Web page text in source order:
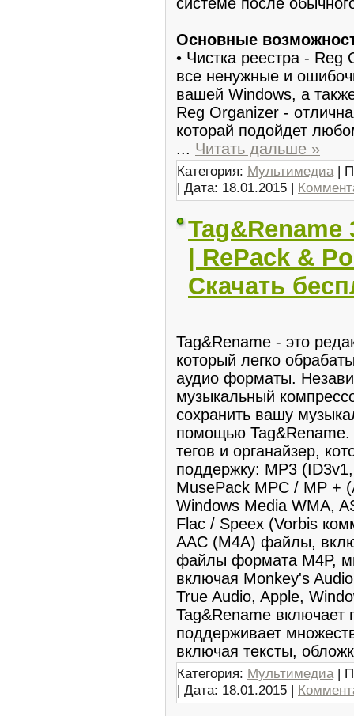
Основные
• Чистка реестра - Reg
все ненужные и
вашей Windows, а
Reg Organizer -
которай подойдет
... Читать дальше »
Категория: Мультимедиа |
| Дата: 18.01.2015 |
Tag&Rename
| RePack &
Скачать
Tag&Rename - это
который легко
аудио форматы.
музыкальный
сохранить вашу
помощью Tag&Rename.
тегов и органайзер,
поддержку: MP3
MusePack MPC / MP +
Windows Media WMA,
Flac / Speex (Vorbis
AAC (M4A) файлы,
файлы формата M4P,
включая Monkey's
True Audio, Apple,
Tag&Rename
поддерживает
включая тексты,
Категория: Мультимедиа |
| Дата: 18.01.2015 |